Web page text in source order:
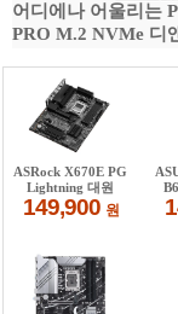
어디에나 어울리는
PRO M.2 NVMe 디